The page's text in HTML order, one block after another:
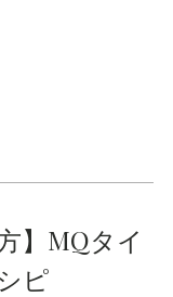
】MQタイ
ピ